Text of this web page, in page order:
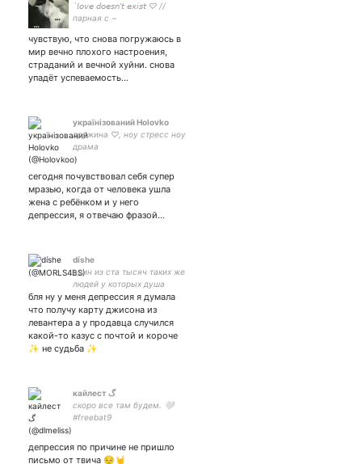
`𝘭𝘰𝘷𝘦 𝘥𝘰𝘦𝘴𝘯'𝘵 𝘦𝘹𝘪𝘴𝘵 ♡ //
парная с ~
чувствую, что снова погружаюсь в
мир вечно плохого настроения,
страданий и вечной хуйни. снова
упадёт успеваемость…
українізований Holovko
дружина ♡, ноу стресс ноу
драма
сегодня почувствовал себя супер
мразью, когда от человека ушла
жена с ребёнком и у него
депрессия, я отвечаю фразой…
díshe
один из ста тысяч таких же
людей у которых душа
грязней чем у свиней
бля ну у меня депрессия я думала
что получу карту джисона из
левантера а у продавца случился
какой-то казус с почтой и короче
✨ не судьба ✨
кайлест ‏گ
скоро все там будем. 🤍
#freebat9
депрессия по причине не пришло
письмо от твича 😔🤘